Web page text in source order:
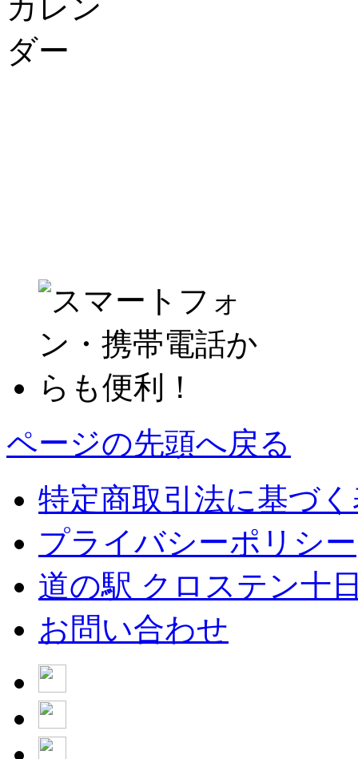
ページの先頭へ戻る
特定商取引法に基づ
プライバシーポリシー
道の駅 クロステン十
お問い合わせ